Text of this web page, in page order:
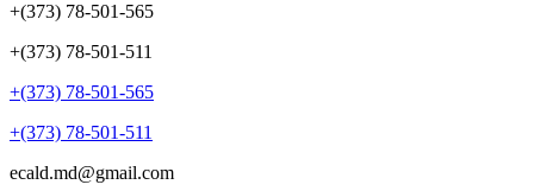
+(373) 78-501-565
+(373) 78-501-511
+(373) 78-501-565
+(373) 78-501-511
ecald.md@gmail.com